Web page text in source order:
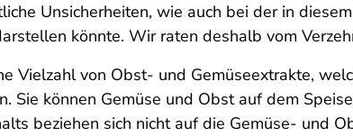
Unsicherheiten, wie auch bei der in
könnte. Wir raten deshalb vom
Vielzahl von Obst- und Gemüseextrakte,
Sie können Gemüse und Obst auf dem
beziehen sich nicht auf die Gemüse- und